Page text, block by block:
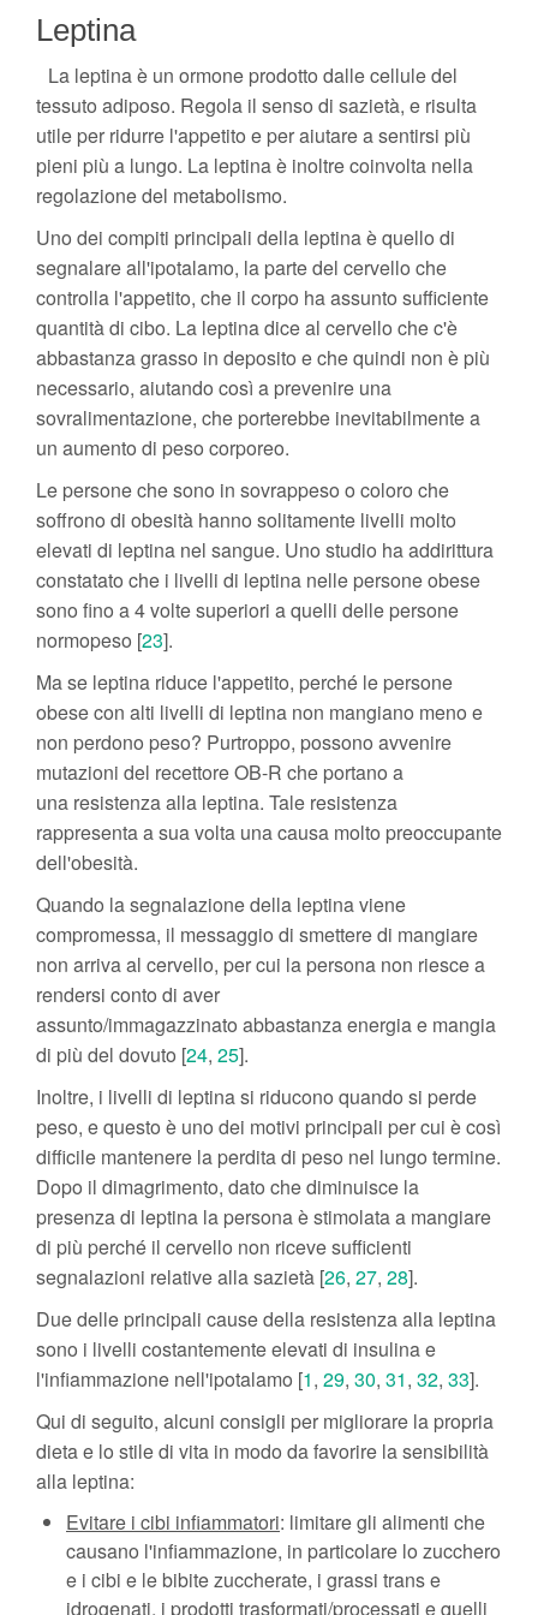
Leptina
La leptina è un ormone prodotto dalle cellule del
tessuto adiposo. Regola il senso di sazietà, e risulta
utile per ridurre l'appetito e per aiutare a sentirsi più
pieni più a lungo. La leptina è inoltre coinvolta nella
regolazione del metabolismo.
Uno dei compiti principali della leptina è quello di
segnalare all'ipotalamo, la parte del cervello che
controlla l'appetito, che il corpo ha assunto sufficiente
quantità di cibo. La leptina dice al cervello che c'è
abbastanza grasso in deposito e che quindi non è più
necessario, aiutando così a prevenire una
sovralimentazione, che porterebbe inevitabilmente a
un aumento di peso corporeo.
Le persone che sono in sovrappeso o coloro che
soffrono di obesità hanno solitamente livelli molto
elevati di leptina nel sangue. Uno studio ha addirittura
constatato che i livelli di leptina nelle persone obese
sono fino a 4 volte superiori a quelli delle persone
normopeso [23].
Ma se leptina riduce l'appetito, perché le persone
obese con alti livelli di leptina non mangiano meno e
non perdono peso? Purtroppo, possono avvenire
mutazioni del recettore OB-R che portano a
una resistenza alla leptina. Tale resistenza
rappresenta a sua volta una causa molto preoccupante
dell'obesità.
Quando la segnalazione della leptina viene
compromessa, il messaggio di smettere di mangiare
non arriva al cervello, per cui la persona non riesce a
rendersi conto di aver
assunto/immagazzinato abbastanza energia e mangia
di più del dovuto [24, 25].
Inoltre, i livelli di leptina si riducono quando si perde
peso, e questo è uno dei motivi principali per cui è così
difficile mantenere la perdita di peso nel lungo termine.
Dopo il dimagrimento, dato che diminuisce la
presenza di leptina la persona è stimolata a mangiare
di più perché il cervello non riceve sufficienti
segnalazioni relative alla sazietà [26, 27, 28].
Due delle principali cause della resistenza alla leptina
sono i livelli costantemente elevati di insulina e
l'infiammazione nell'ipotalamo [1, 29, 30, 31, 32, 33].
Qui di seguito, alcuni consigli per migliorare la propria
dieta e lo stile di vita in modo da favorire la sensibilità
alla leptina:
Evitare i cibi infiammatori: limitare gli alimenti che
causano l'infiammazione, in particolare lo zucchero
e i cibi e le bibite zuccherate, i grassi trans e
idrogenati, i prodotti trasformati/processati e quelli